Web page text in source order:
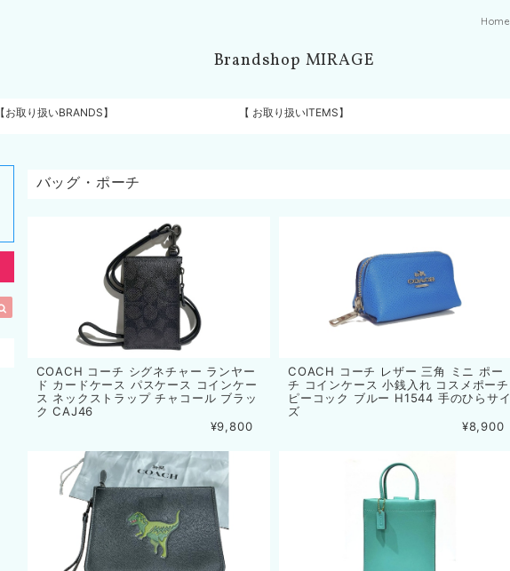
Home
Brandshop MIRAGE
【お取り扱いBRANDS】 【 お取り扱いITEMS】
バッグ・ポーチ
COACH コーチ シグネチャー ランヤー
ド カードケース パスケース コインケー
ス ネックストラップ チャコール ブラッ
ク CAJ46
¥9,800
COACH コーチ レザー 三角 ミニ ポー
チ コインケース 小銭入れ コスメポーチ
ピーコック ブルー H1544 手のひらサイ
ズ
¥8,900